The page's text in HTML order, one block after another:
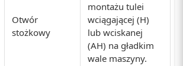
Otwór
stożkowy
montażu tulei
wciągającej (H)
lub wciskanej
(AH) na gładkim
wale maszyny.